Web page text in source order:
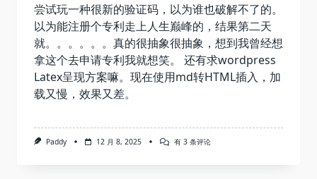
尝试玩一种很新的验证码，以为谁也破解不了的。
以为能注册个专利走上人生巅峰的，结果第二天
就。。。。。。真的很抽象很抽象，想到我曾经想
拿这个去申请专利我就想笑。 还有求wordpress
Latex呈现方案嘛。现在使用md转HTML插入，加
载又慢，效果又差。
Paddy 12 月 8, 2025
是
有 3 条评论